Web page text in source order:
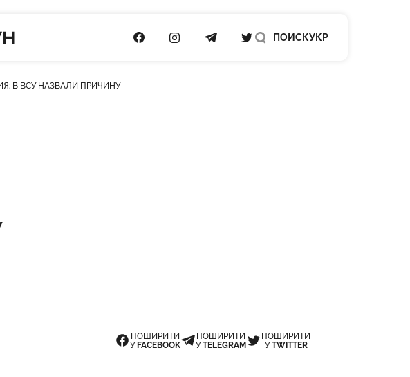
ПОСИЛАННЯ НА FACEBOOK
ПОСИЛАННЯ НА INSTAGRAM
ПОСИЛАННЯ НА TELEGRAM
ПОСИЛАННЯ НА TWITTER
ПОИСКУКР
В ВСУ НАЗВАЛИ ПРИЧИНУ
ПОШИРИТИ
У FACEBOOK
ПОШИРИТИ
УTELEGRAM
ПОШИРИТИ
УTWITTER